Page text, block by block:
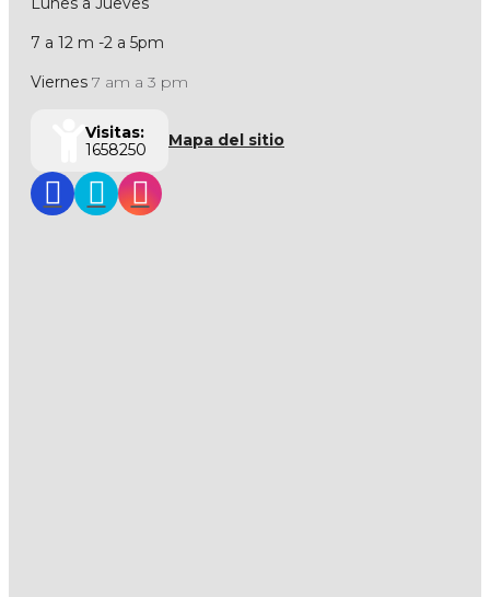
7 a 12 m -2 a 5pm
Viernes 7 am a 3 pm
Visitas:
1658250
Mapa del sitio